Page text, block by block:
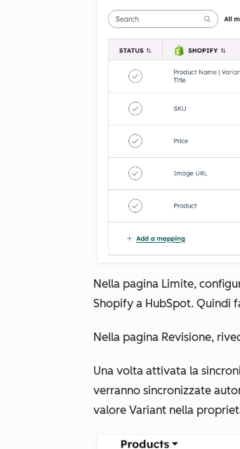
Nella pagina Limite,
Shopify a HubSpot. Quindi
Nella pagina Revisione,
Una volta attivata la
verranno sincronizzate
valore Variant nella